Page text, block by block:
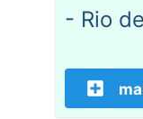
- Rio